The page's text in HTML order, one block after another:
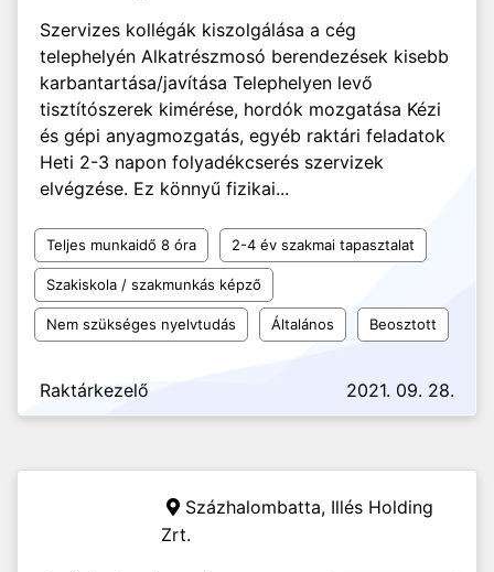
Szervizes kollégák kiszolgálása a cég
telephelyén Alkatrészmosó berendezések kisebb
karbantartása/javítása Telephelyen levő
tisztítószerek kimérése, hordók mozgatása Kézi
és gépi anyagmozgatás, egyéb raktári feladatok
Heti 2-3 napon folyadékcserés szervizek
elvégzése. Ez könnyű fizikai...
Teljes munkaidő 8 óra 2-4 év szakmai tapasztalat
Szakiskola / szakmunkás képző
Nem szükséges nyelvtudás Általános Beosztott
Raktárkezelő 2021. 09. 28.
Százhalombatta, Illés Holding
Zrt.